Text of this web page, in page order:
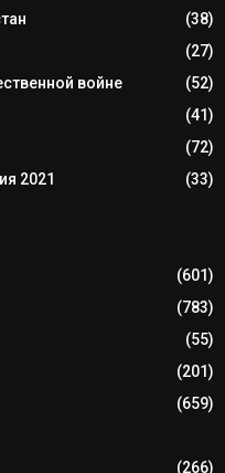
(38)
(27)
войне
(52)
(41)
(72)
2021
(33)
(601)
(783)
(55)
(201)
(659)
(266)